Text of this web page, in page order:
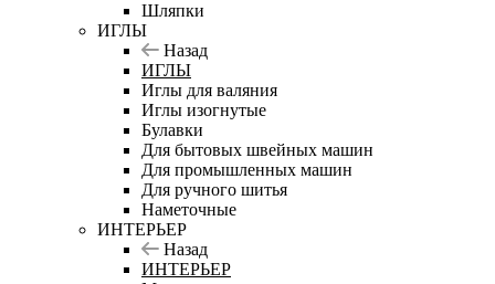
Шляпки
ИГЛЫ
Назад
ИГЛЫ
Иглы для валяния
Иглы изогнутые
Булавки
Для бытовых швейных машин
Для промышленных машин
Для ручного шитья
Наметочные
ИНТЕРЬЕР
Назад
ИНТЕРЬЕР